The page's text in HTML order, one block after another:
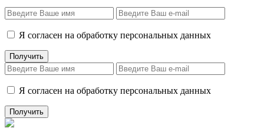
Я согласен на обработку персональных данных
Я согласен на обработку персональных данных